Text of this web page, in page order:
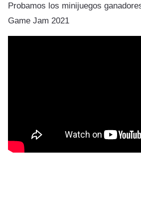
Probamos los minijuegos
Game Jam 2021